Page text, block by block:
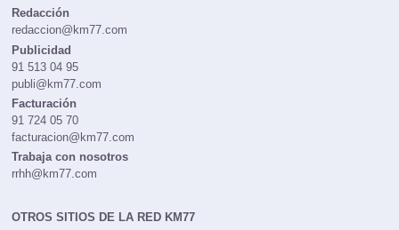
Redacción
redaccion@km77.com
Publicidad
91 513 04 95
publi@km77.com
Facturación
91 724 05 70
facturacion@km77.com
Trabaja con nosotros
rrhh@km77.com
OTROS SITIOS DE LA RED KM77